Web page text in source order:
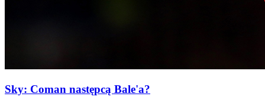
Sky: Coman następcą Bale'a?